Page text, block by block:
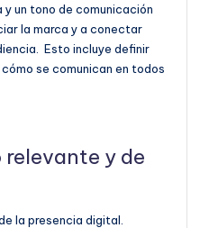
un tono de comunicación
la marca y a conectar
Esto incluye definir
se comunican en todos
y de
la presencia digital.